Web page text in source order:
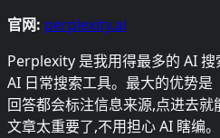
官网: perplexity.ai
Perplexity 是我用得最多的 AI
AI 日常搜索工具。最大的优势
回答都会标注信息来源,点进去
文章太重要了,不用担心 AI 瞎编。